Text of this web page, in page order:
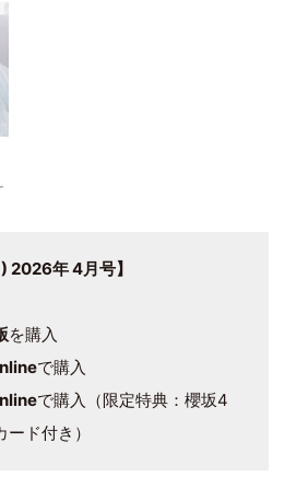
2026年 4月号】
を購入
で購入
で購入（限定特典：櫻坂4
ド付き）